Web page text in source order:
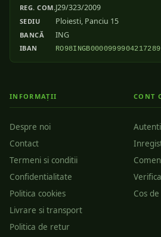
REG. COM.J29/323/2009
SEDIU Ploiesti, Panciu 15
BANCĂ ING
IBAN RO98INGB0000999904217289
INFORMAȚII
Despre noi
Contact
Termeni si conditii
Confidentialitate
Politica cookies
Livrare si transport
Politica de retur
CONT
Cos